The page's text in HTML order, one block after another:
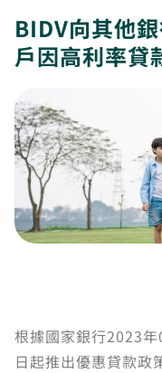
BIDV向其他
戶因高利率貸
根據國家銀行2023
日起推出優惠貸款政